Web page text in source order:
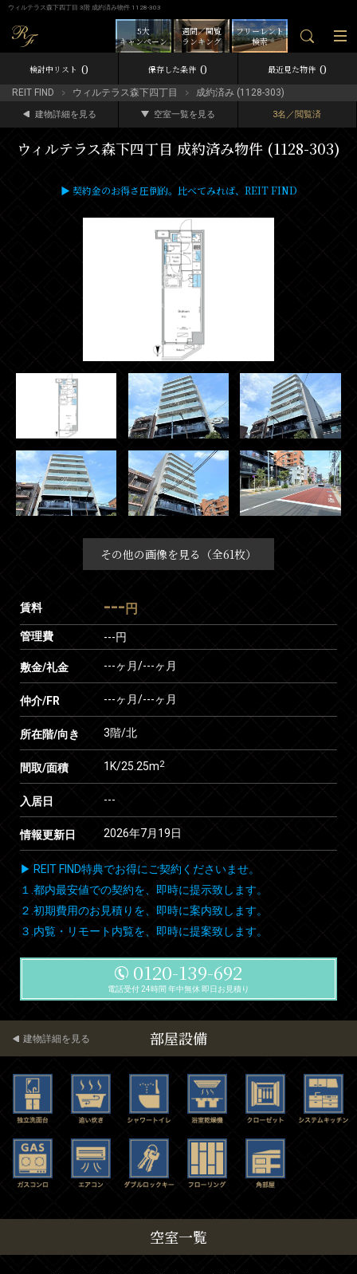
ウィルテラス森下四丁目 3階 成約済み物件 1128-303
フリーレント
検索
週間／閲覧
ランキング
5大
キャンペーン
検討中リスト 0 保存した条件 0 最近見た物件 0
REIT FIND ウィルテラス森下四丁目 成約済み (1128-303)
建物詳細を見る 空室一覧を見る 3名／閲覧済
ウィルテラス森下四丁目 成約済み物件 (1128-303)
▶ 契約金のお得さ圧倒的。比べてみれば、REIT FIND
その他の画像を見る（全61枚）
賃料 --- 円
管理費 ---円
敷金/礼金 ---ヶ月/---ヶ月
仲介/FR ---ヶ月/---ヶ月
所在階/向き 3階/北
間取/面積 1K/25.25m2
入居日 ---
情報更新日 2026年7月19日
▶ REIT FIND特典でお得にご契約くださいませ。
１.都内最安値での契約を、即時に提示致します。
２.初期費用のお見積りを、即時に案内致します。
３.内覧・リモート内覧を、即時に提案致します。
0120-139-692
電話受付 24時間 年中無休 即日お見積り
部屋設備
建物詳細を見る
空室一覧